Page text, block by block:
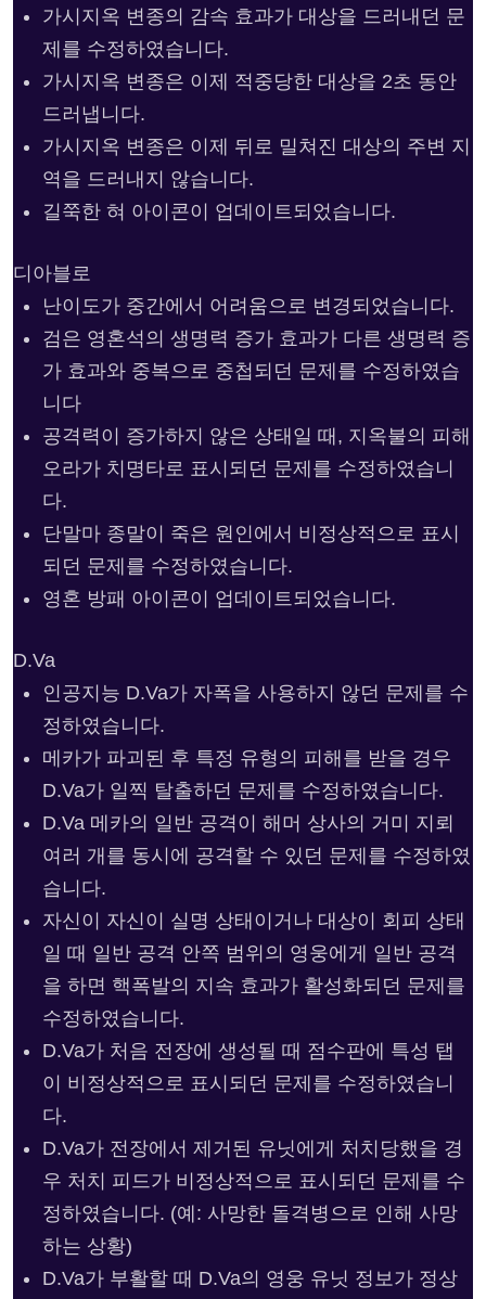
가시지옥 변종의 감속 효과가 대상을 드러내던 문
제를 수정하였습니다.
가시지옥 변종은 이제 적중당한 대상을 2초 동안
드러냅니다.
가시지옥 변종은 이제 뒤로 밀쳐진 대상의 주변 지
역을 드러내지 않습니다.
길쭉한 혀 아이콘이 업데이트되었습니다.
디아블로
난이도가 중간에서 어려움으로 변경되었습니다.
검은 영혼석의 생명력 증가 효과가 다른 생명력 증
가 효과와 중복으로 중첩되던 문제를 수정하였습
니다
공격력이 증가하지 않은 상태일 때, 지옥불의 피해
오라가 치명타로 표시되던 문제를 수정하였습니
다.
단말마 종말이 죽은 원인에서 비정상적으로 표시
되던 문제를 수정하였습니다.
영혼 방패 아이콘이 업데이트되었습니다.
D.Va
인공지능 D.Va가 자폭을 사용하지 않던 문제를 수
정하였습니다.
메카가 파괴된 후 특정 유형의 피해를 받을 경우
D.Va가 일찍 탈출하던 문제를 수정하였습니다.
D.Va 메카의 일반 공격이 해머 상사의 거미 지뢰
여러 개를 동시에 공격할 수 있던 문제를 수정하였
습니다.
자신이 자신이 실명 상태이거나 대상이 회피 상태
일 때 일반 공격 안쪽 범위의 영웅에게 일반 공격
을 하면 핵폭발의 지속 효과가 활성화되던 문제를
수정하였습니다.
D.Va가 처음 전장에 생성될 때 점수판에 특성 탭
이 비정상적으로 표시되던 문제를 수정하였습니
다.
D.Va가 전장에서 제거된 유닛에게 처치당했을 경
우 처치 피드가 비정상적으로 표시되던 문제를 수
정하였습니다. (예: 사망한 돌격병으로 인해 사망
하는 상황)
D.Va가 부활할 때 D.Va의 영웅 유닛 정보가 정상